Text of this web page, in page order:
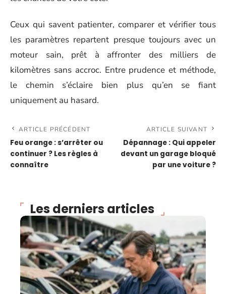
Ceux qui savent patienter, comparer et vérifier tous
les paramètres repartent presque toujours avec un
moteur sain, prêt à affronter des milliers de
kilomètres sans accroc. Entre prudence et méthode,
le chemin s’éclaire bien plus qu’en se fiant
uniquement au hasard.
ARTICLE PRÉCÉDENT
Feu orange : s’arrêter ou
continuer ? Les règles à
connaître
ARTICLE SUIVANT
Dépannage : Qui appeler
devant un garage bloqué
par une voiture ?
Les derniers articles